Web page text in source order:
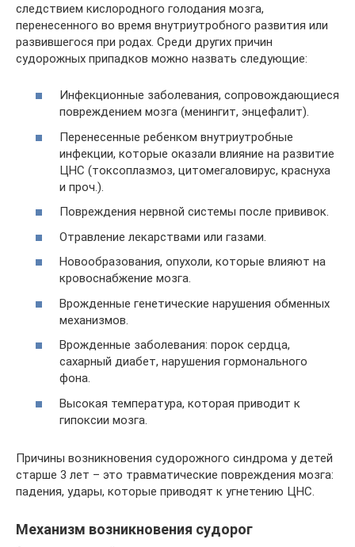
следствием кислородного голодания мозга,
перенесенного во время внутриутробного развития или
развившегося при родах. Среди других причин
судорожных припадков можно назвать следующие:
Инфекционные заболевания, сопровождающиеся
повреждением мозга (менингит, энцефалит).
Перенесенные ребенком внутриутробные
инфекции, которые оказали влияние на развитие
ЦНС (токсоплазмоз, цитомегаловирус, краснуха
и проч.).
Повреждения нервной системы после прививок.
Отравление лекарствами или газами.
Новообразования, опухоли, которые влияют на
кровоснабжение мозга.
Врожденные генетические нарушения обменных
механизмов.
Врожденные заболевания: порок сердца,
сахарный диабет, нарушения гормонального
фона.
Высокая температура, которая приводит к
гипоксии мозга.
Причины возникновения судорожного синдрома у детей
старше 3 лет – это травматические повреждения мозга:
падения, удары, которые приводят к угнетению ЦНС.
Механизм возникновения судорог